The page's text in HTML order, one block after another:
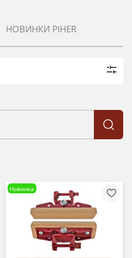
НОВИНКИ PIHER
Новинка